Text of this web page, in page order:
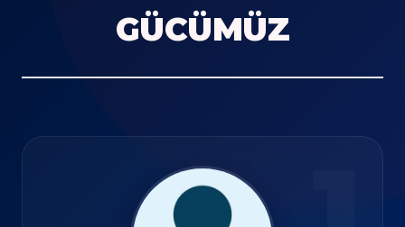
GÜCÜMÜZ